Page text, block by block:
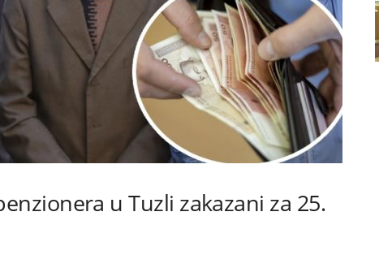
u Tuzli zakazani za 25.